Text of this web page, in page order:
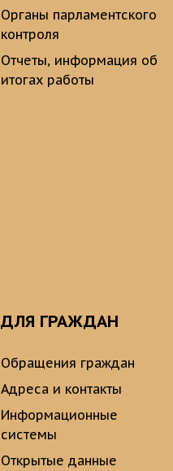
Органы парламентского
контроля
Отчеты, информация об
итогах работы
ДЛЯ ГРАЖДАН
Обращения граждан
Адреса и контакты
Информационные
системы
Открытые данные